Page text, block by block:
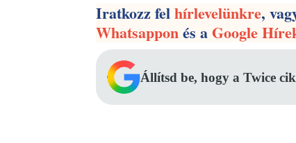
Iratkozz felhírlevelünkre,
Whatsapponés aGoogle
Állítsd be, hogy a Twice